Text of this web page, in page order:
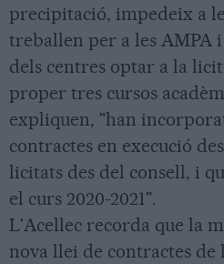
precipitació, impedeix a
treballen per a les AMPA
dels centres optar a la
proper tres cursos
expliquen, "han
contractes en execució
licitats des del consell, i
el curs 2020-2021".
L'Acellec recorda que la
nova llei de contractes